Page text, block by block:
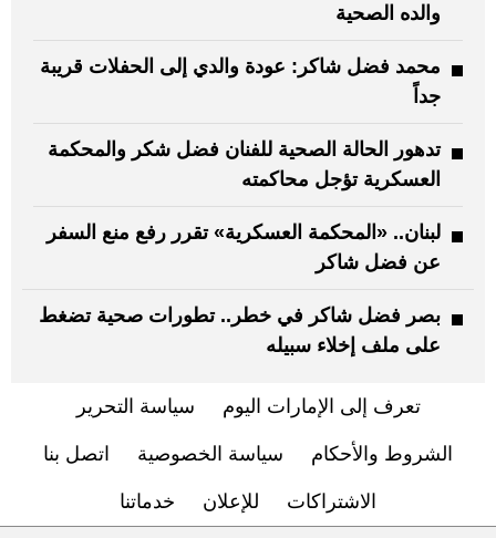
والده الصحية
محمد فضل شاكر: عودة والدي إلى الحفلات قريبة
جداً
تدهور الحالة الصحية للفنان فضل شكر والمحكمة
العسكرية تؤجل محاكمته
لبنان.. «المحكمة العسكرية» تقرر رفع منع السفر
عن فضل شاكر
بصر فضل شاكر في خطر.. تطورات صحية تضغط
على ملف إخلاء سبيله
تعرف إلى الإمارات اليوم سياسة التحرير
الشروط والأحكام سياسة الخصوصية اتصل بنا
الاشتراكات للإعلان خدماتنا